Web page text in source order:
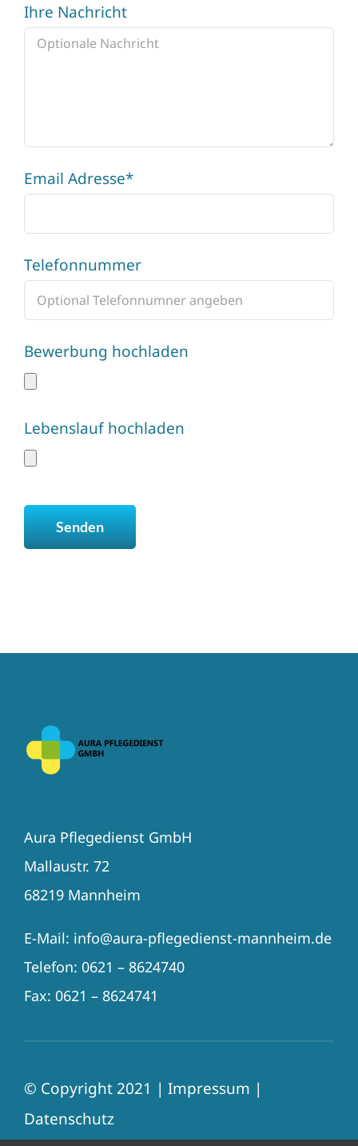
Ihre Nachricht
Email Adresse*
Telefonnummer
Bewerbung hochladen
Lebenslauf hochladen
Aura Pflegedienst GmbH
Mallaustr. 72
68219 Mannheim
E-Mail: info@aura-pflegedienst-mannheim.de
Telefon: 0621 – 8624740
Fax: 0621 – 8624741
© Copyright 2021 | Impressum |
Datenschutz